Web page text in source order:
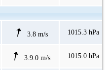
3.8 m/s 1015.3 hPa
3.9.0 m/s 1015.0 hPa